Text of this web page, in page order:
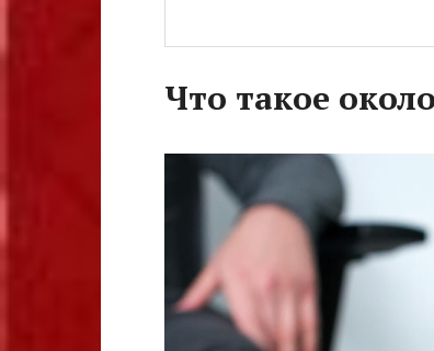
Что такое